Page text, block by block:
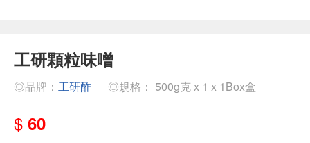
工研顆粒味噌
◎品牌： 工研酢 ◎規格： 500g克 x 1 x 1Box盒
$ 60